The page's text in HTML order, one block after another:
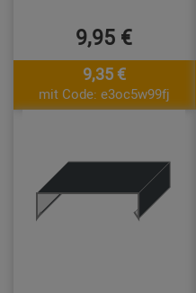
9,95 €
9,35 €
mit Code: e3oc5w99fj